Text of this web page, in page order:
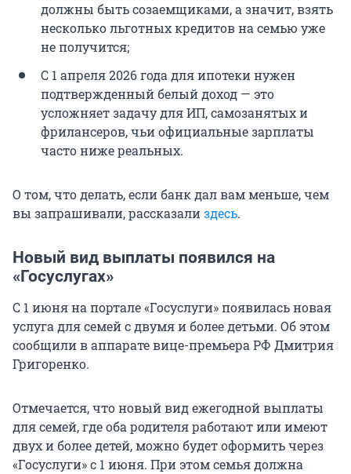
должны быть созаемщиками, а значит, взять
несколько льготных кредитов на семью уже
не получится;
С 1 апреля 2026 года для ипотеки нужен
подтвержденный белый доход — это
усложняет задачу для ИП, самозанятых и
фрилансеров, чьи официальные зарплаты
часто ниже реальных.
О том, что делать, если банк дал вам меньше, чем
вы запрашивали, рассказализдесь.
Новый вид выплаты появился на
«Госуслугах»
С 1 июня на портале «Госуслуги» появилась новая
услуга для семей с двумя и более детьми. Об этом
сообщили в аппарате вице-премьера РФ Дмитрия
Григоренко.
Отмечается, что новый вид ежегодной выплаты
для семей, где оба родителя работают или имеют
двух и более детей, можно будет оформить через
«Госуслуги» с 1 июня. При этом семья должна